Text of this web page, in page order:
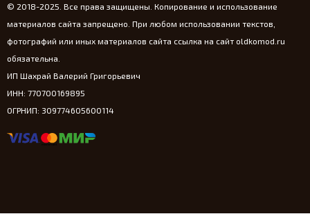
© 2018-2025. Все права защищены. Копирование и использование
материалов сайта запрещено. При любом использовании текстов,
фотографий или иных материалов сайта ссылка на сайт oldkomod.ru
обязательна.
ИП Шахрай Валерий Григорьевич
ИНН: 770700169895
ОГРНИП: 309774605600114